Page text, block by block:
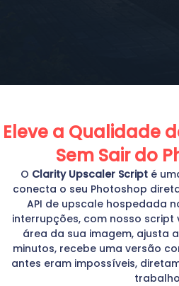
Eleve a Qualidade
Sem Sair do
O Clarity Upscaler Scripté
conecta o seu Photoshop
API de upscale hospedada
interrupções, com nosso
área da sua imagem, ajusta
minutos, recebe uma versão
antes eram impossíveis,